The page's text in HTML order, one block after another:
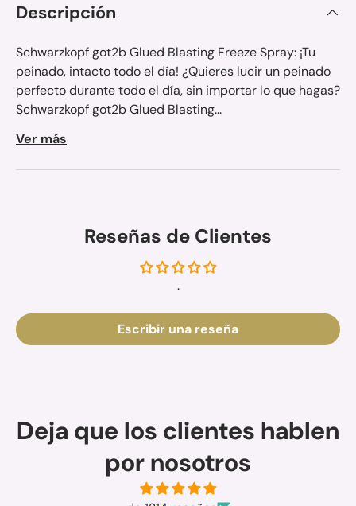
Descripción
Schwarzkopf got2b Glued Blasting Freeze Spray: ¡Tu
peinado, intacto todo el día! ¿Quieres lucir un peinado
perfecto durante todo el día, sin importar lo que hagas?
Schwarzkopf got2b Glued Blasting...
Ver más
Reseñas de Clientes
.
Escribir una reseña
Deja que los clientes hablen
por nosotros